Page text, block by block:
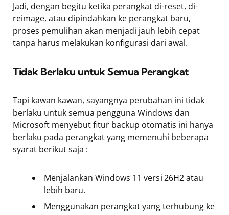
Jadi, dengan begitu ketika perangkat di-reset, di-
reimage, atau dipindahkan ke perangkat baru,
proses pemulihan akan menjadi jauh lebih cepat
tanpa harus melakukan konfigurasi dari awal.
Tidak Berlaku untuk Semua Perangkat
Tapi kawan kawan, sayangnya perubahan ini tidak
berlaku untuk semua pengguna Windows dan
Microsoft menyebut fitur backup otomatis ini hanya
berlaku pada perangkat yang memenuhi beberapa
syarat berikut saja :
Menjalankan Windows 11 versi 26H2 atau
lebih baru.
Menggunakan perangkat yang terhubung ke